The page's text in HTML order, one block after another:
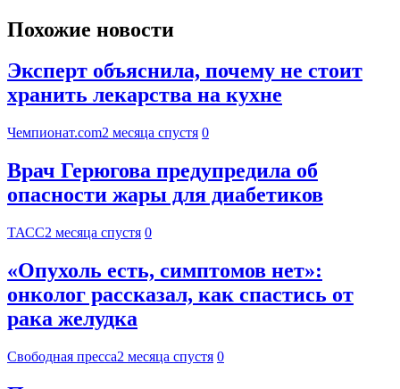
Похожие новости
Эксперт объяснила, почему не стоит
хранить лекарства на кухне
Чемпионат.com2 месяца спустя 0
Врач Герюгова предупредила об
опасности жары для диабетиков
ТАСС2 месяца спустя 0
«Опухоль есть, симптомов нет»:
онколог рассказал, как спастись от
рака желудка
Свободная пресса2 месяца спустя 0